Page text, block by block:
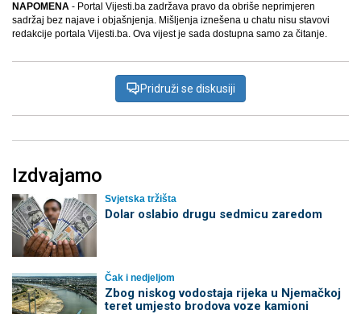
NAPOMENA - Portal Vijesti.ba zadržava pravo da obriše neprimjeren
sadržaj bez najave i objašnjenja. Mišljenja iznešena u chatu nisu stavovi
redakcije portala Vijesti.ba. Ova vijest je sada dostupna samo za čitanje.
Pridruži se diskusiji
Izdvajamo
Svjetska tržišta
Dolar oslabio drugu sedmicu zaredom
Čak i nedjeljom
Zbog niskog vodostaja rijeka u Njemačkoj
teret umjesto brodova voze kamioni